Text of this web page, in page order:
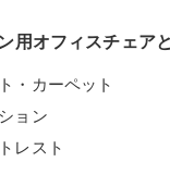
用オフィスチェア
・カーペット
ョン
レスト